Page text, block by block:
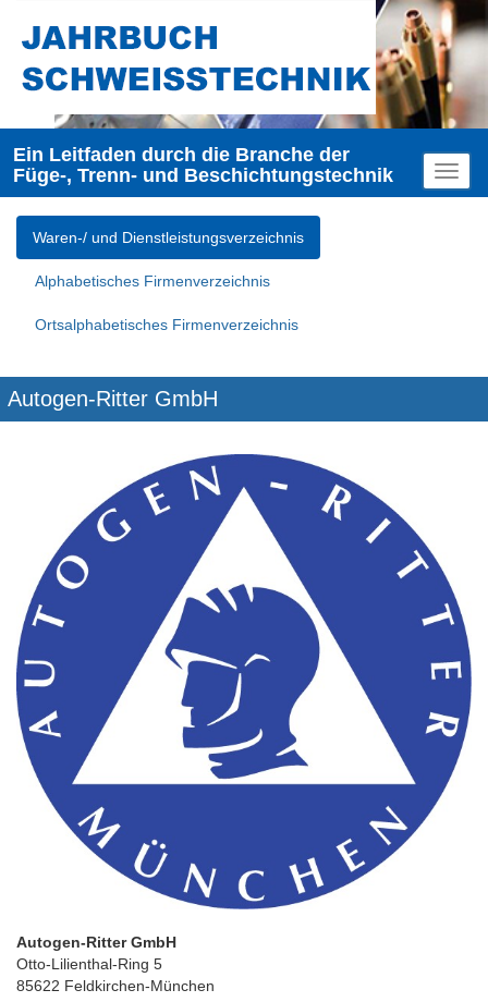
Ein Leitfaden durch die Branche der
Füge-, Trenn- und Beschichtungstechnik
Waren-/ und Dienstleistungsverzeichnis
Alphabetisches Firmenverzeichnis
Ortsalphabetisches Firmenverzeichnis
Autogen-Ritter GmbH
Autogen-Ritter GmbH
Otto-Lilienthal-Ring 5
85622 Feldkirchen-München